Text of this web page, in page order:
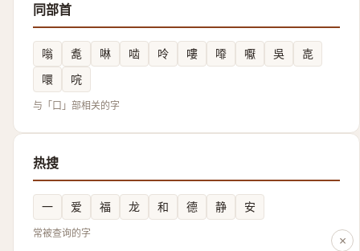
同部首
嗡 㗯 啉 啮 呤 嘍 㗺 嚈 吳
㖛
噮
唍
与「口」部相关的字
热搜
一 爱 福 龙 和 德 静 安
常被查询的字 ×